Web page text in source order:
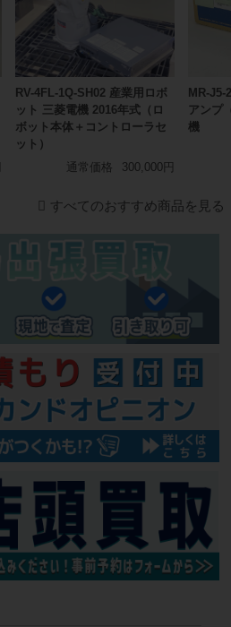
RV-4FL-1Q-SH02 産業用ロボ
ット 三菱電機 2016年式（ロ
ボット本体＋コントローラセ
ット）
通常価格
300,000円
MR-J5-
アンプ
機
すべてのおすすめ商品を見る